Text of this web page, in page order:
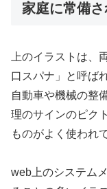
家庭に常備
上のイラストは、
口スパナ」と呼ば
自動車や機械の整
理のサインのピク
ものがよく使われ
web上のシステム